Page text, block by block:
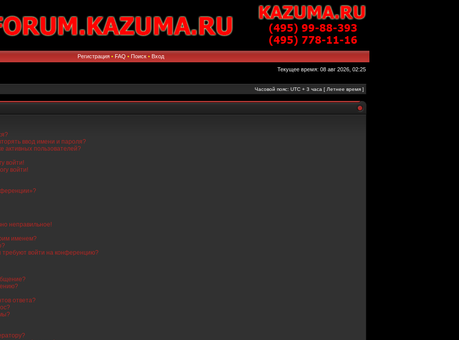
Регистрация • FAQ • Поиск • Вход
Текущее время: 08 авг 2026, 02:25
Часовой пояс: UTC + 3 часа [ Летнее время ]
ввод имени и пароля?
активных пользователей?
войти!
войти!
неправильное!
именем?
требуют войти на конференцию?
ответа?